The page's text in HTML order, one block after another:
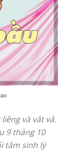
và vất vả.
9 tháng 10
tâm sinh lý